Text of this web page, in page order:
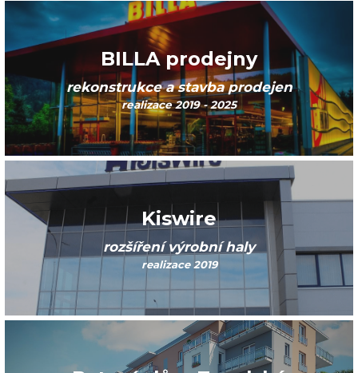
BILLA prodejny
rekonstrukce a stavba prodejen
realizace 2019 - 2025
Kiswire
rozšíření výrobní haly
realizace 2019